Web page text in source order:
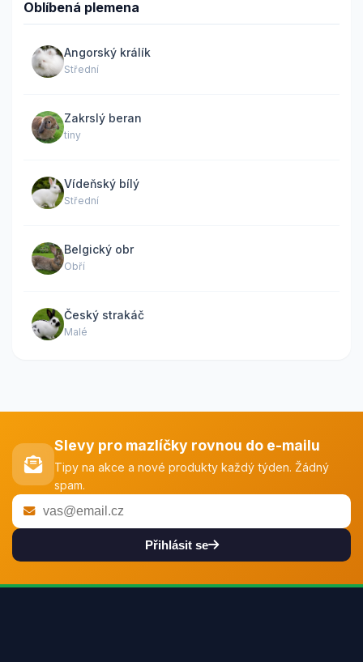
Oblíbená plemena
Angorský králík
Střední
Zakrslý beran
tiny
Vídeňský bílý
Střední
Belgický obr
Obří
Český strakáč
Malé
Slevy pro mazlíčky rovnou do e-mailu
Tipy na akce a nové produkty každý týden. Žádný
spam.
Přihlásit se